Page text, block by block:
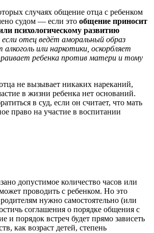
случаях общение отца с ребенком
судом — если это общение приносит
психологическому развитию
отец ведёт аморальный образ
или наркотики, оскорбляет
ребенка против матери и тому
не вызывает никаких нареканий,
в жизни ребенка нет оснований.
в суд, если он считает, что мать
право на участие в воспитании
допустимое количество часов или
проводить с ребенком. Но это
нужно самостоятельно (или
соглашения о порядке общения с
и порядок встреч будет прямо зависеть
как возраст детей, степень